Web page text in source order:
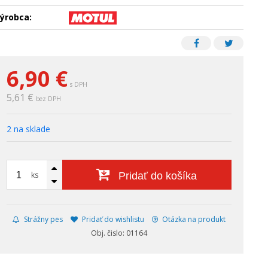
6,90 € s DPH
5,61 € bez DPH
2 na sklade
ks Pridať do košíka
Strážny pes Pridať do wishlistu
Otázka na produkt
Obj. čislo: 01164